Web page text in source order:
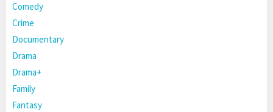
Comedy
Crime
Documentary
Drama
Drama+
Family
Fantasy